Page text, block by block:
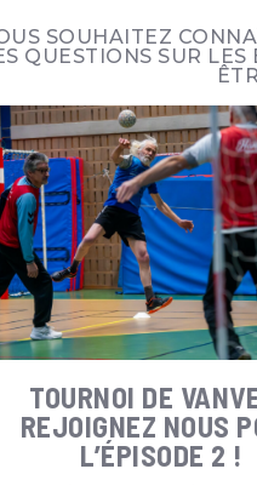
SOUHAITEZ
QUESTIONS SUR
TOURNOI DE
REJOIGNEZ NOUS
L’ÉPISODE 2 !